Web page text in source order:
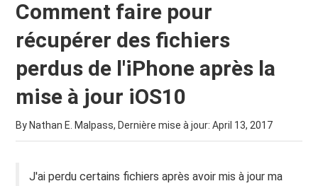
Comment faire pour
récupérer des fichiers
perdus de l'iPhone après la
mise à jour iOS10
By Nathan E. Malpass, Dernière mise à jour:April 13, 2017
J'ai perdu certains fichiers après avoir mis à jour ma